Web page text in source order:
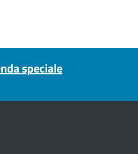
speciale